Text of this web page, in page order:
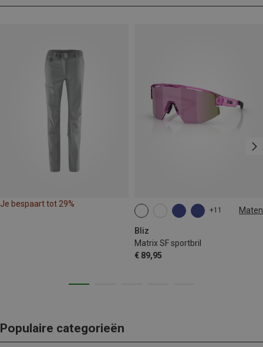
Je bespaart tot 29%
+11 Maten
Bliz
Matrix SF sportbril
€ 89,95
ONE SIZE
Populaire categorieën